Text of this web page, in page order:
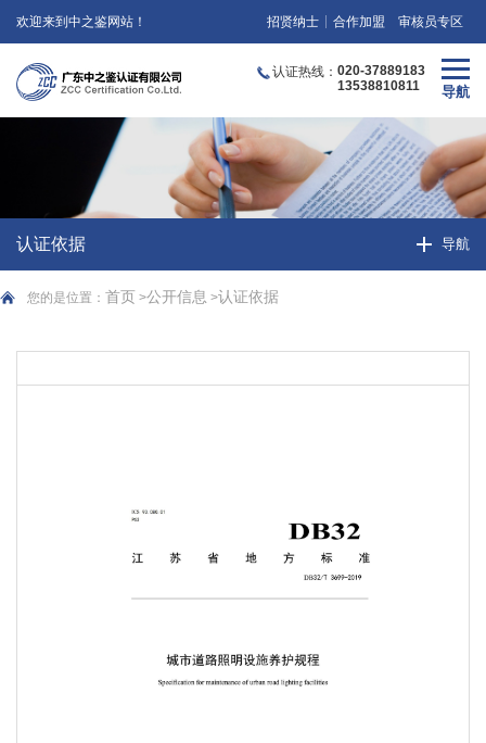
欢迎来到中之鉴网站！ 招贤纳士 合作加盟 审核员专区
认证热线： 020-37889183
13538810811
认证依据
您的是位置： 首页 >公开信息 >认证依据